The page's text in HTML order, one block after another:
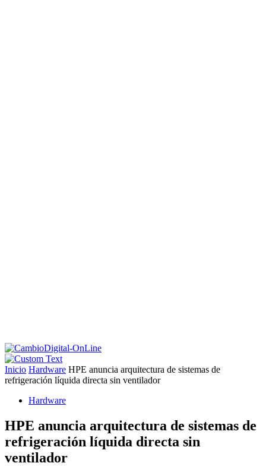
Inicio Hardware HPE anuncia arquitectura de sistemas de
refrigeración líquida directa sin ventilador
Hardware
HPE anuncia arquitectura de sistemas de
refrigeración líquida directa sin
ventilador